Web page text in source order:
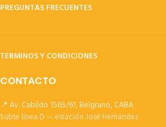
PREGUNTAS FRECUENTES
TERMINOS Y CONDICIONES
CONTACTO
📍 Av. Cabildo 1565/61, Belgrano, CABA
Subte línea D — estación José Hernández